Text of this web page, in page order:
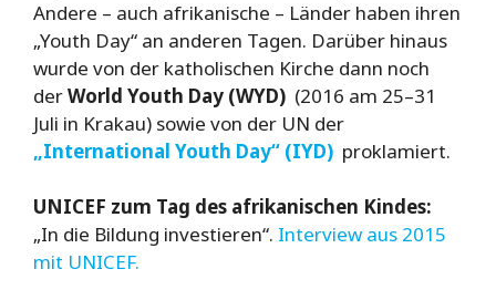
Andere – auch afrikanische – Länder haben ihren
„Youth Day“ an anderen Tagen. Darüber hinaus
wurde von der katholischen Kirche dann noch
derWorld Youth Day (WYD) (2016 am 25–31
Juli in Krakau) sowie von der UN der
„International Youth Day“ (IYD) proklamiert.
UNICEF zum Tag des afrikanischen Kindes:
„In die Bildung investieren“. Interview aus 2015
mit UNICEF.